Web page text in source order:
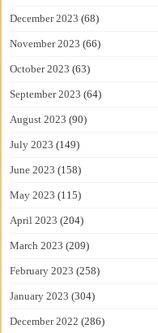
December 2023 (68)
November 2023 (66)
October 2023 (63)
September 2023 (64)
August 2023 (90)
July 2023 (149)
June 2023 (158)
May 2023 (115)
April 2023 (204)
March 2023 (209)
February 2023 (258)
January 2023 (304)
December 2022 (286)